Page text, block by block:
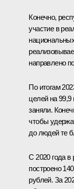
Конечно,
участие в
направлено
По итогам
целей на 99,9
заняли.
чтобы
до людей те
С 2020 года в
построено
рублей. За